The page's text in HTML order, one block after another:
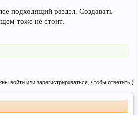
подходящий раздел. Создавать
тоже не стоит.
войти или зарегистрироваться, чтобы ответить.)